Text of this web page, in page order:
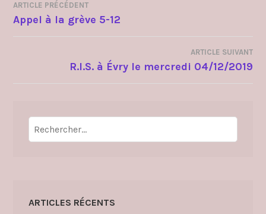
NAVIGATION
L’ARTICLE
ARTICLE PRÉCÉDENT
Appel à la grève 5-12
ARTICLE SUIVANT
R.I.S. à Évry le mercredi 04/12/2019
ARTICLES RÉCENTS